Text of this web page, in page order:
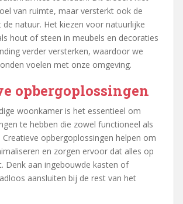
van ruimte, maar versterkt ook de
de natuur. Het kiezen voor natuurlijke
hout of steen in meubels en decoraties
verder versterken, waardoor we
voelen met onze omgeving.
opbergoplossingen
woonkamer is het essentieel om
te hebben die zowel functioneel als
Creatieve opbergoplossingen helpen om
en zorgen ervoor dat alles op
Denk aan ingebouwde kasten of
aansluiten bij de rest van het